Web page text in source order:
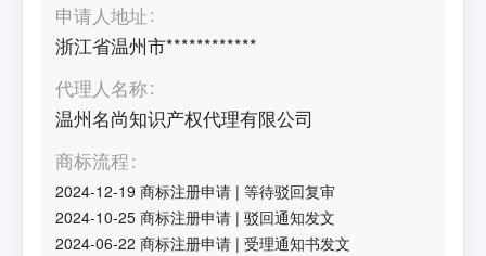
申请人地址
浙江省温州市************
代理人名称
温州名尚知识产权代理有限公司
商标流程
2024-12-19 商标注册申请 |等待驳回复审
2024-10-25 商标注册申请 |驳回通知发文
2024-06-22 商标注册申请 |受理通知书发文